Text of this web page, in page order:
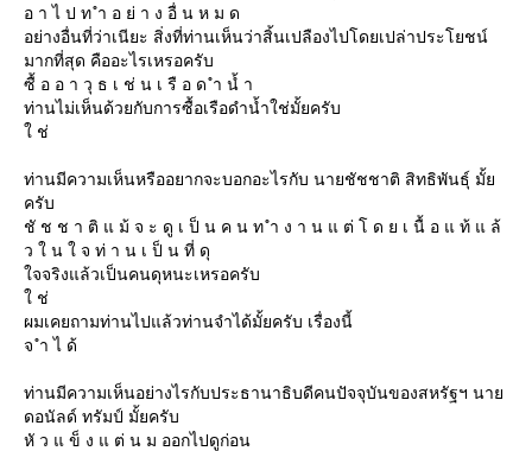
อ า ไ ป ท ำ อ ย่ า ง อื่ น ห ม ด
อย่างอื่นที่ว่าเนียะ สิ่งที่ท่านเห็นว่าสิ้นเปลืองไปโดยเปล่าประโยชน์
มากที่สุด คืออะไรเหรอครับ
ซื้ อ อ า วุ ธ เ ช่ น เ รื อ ด ำ นํ้ า
ท่านไม่เห็นด้วยกับการซื้อเรือดำน้ำใช่มั้ยครับ
ช่
ท่านมีความเห็นหรืออยากจะบอกอะไรกับ นายชัชชาติ สิทธิพันธุ์ มั้
ครับ
ชั ช ช า ติ แ ม้ จ ะ ดู เ ป็ น ค น ท ำ ง า น แ ต่ โ ด ย เ นื้ อ แ ท้ แ ล้
ว ใ น ใ จ ท่ า น เ ป็ น ที่ ดุ
จจริงแล้วเป็นคนดุหนะเหรอครับ
ช่
ผมเคยถามท่านไปแล้วท่านจำได้มั้ยครับ เรื่องนี้
จ ำ ไ ด้
ท่านมีความเห็นอย่างไรกับประธานาธิบดีคนปัจจุบันของสหรัฐฯ นา
ดอนัลด์ ทรัมป์ มั้ยครับ
หั ว แ ข็ ง แ ต่ น ม ออกไปดูก่อน